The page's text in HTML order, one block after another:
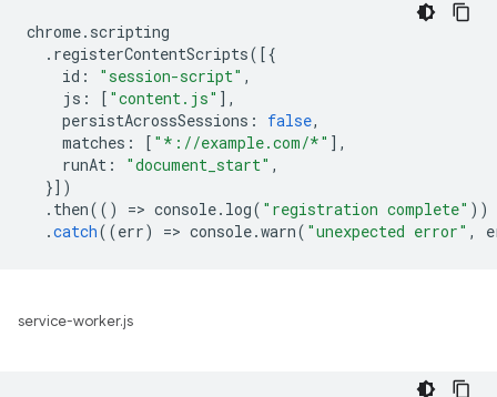
chrome. scripting
. registerContentScripts([{
id : "session-script" ,
js : [ "content.js" ],
persistAcrossSessions : false,
matches : [ "*://example.com/*" ],
runAt : "document_start" ,
}])
. then(() => console. log( "registration complete" ))
.catch((err) => console.warn( "unexpected error" ,
service-worker.js